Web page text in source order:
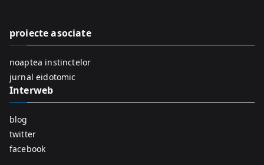
o
proiecte asociate
noaptea instinctelor
jurnal eidotomic
Interweb
blog
twitter
facebook